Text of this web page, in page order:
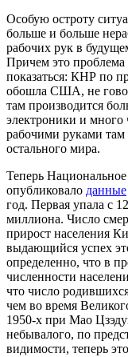
Особую остроту
больше и больше
рабочих рук в
Причем это проблема
показаться: КНР по
обошла США, не
там производится
электроники и
рабочими руками там
остального мира.
Теперь
опубликовало данные
год. Первая упала с
миллиона. Число
прирост населения
выдающийся успех
определенно, что в
численности
что число
чем во время
1950-х при Мао
небывалого, по
видимости, теперь